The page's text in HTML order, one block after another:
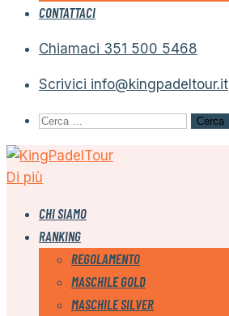
CONTATTACI
Chiamaci 351 500 5468
Scrivici info@kingpadeltour.it
Ricerca
Di più
CHI SIAMO
RANKING
REGOLAMENTO
MASCHILE GOLD
MASCHILE SILVER